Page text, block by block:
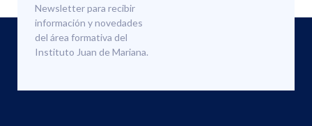
Newsletter para recibir
información y novedades
del área formativa del
Instituto Juan de Mariana.